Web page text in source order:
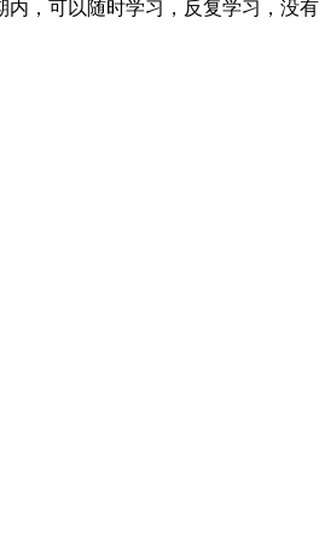
内，可以随时学习，反复学习，没